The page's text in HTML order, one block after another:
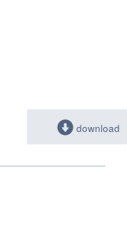
download